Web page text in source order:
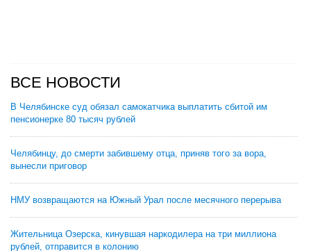
ВСЕ НОВОСТИ
В Челябинске суд обязал самокатчика выплатить сбитой им
пенсионерке 80 тысяч рублей
Челябинцу, до смерти забившему отца, приняв того за вора,
вынесли приговор
НМУ возвращаются на Южный Урал после месячного перерыва
Жительница Озерска, кинувшая наркодилера на три миллиона
рублей, отправится в колонию